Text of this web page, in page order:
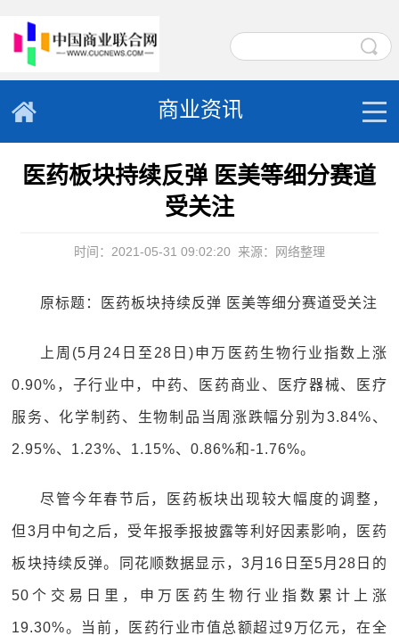
商业资讯
医药板块持续反弹 医美等细分赛道
受关注
时间：2021-05-31 09:02:20 来源：网络整理
原标题：医药板块持续反弹 医美等细分赛道受关注
上周(5月24日至28日)申万医药生物行业指数上涨
0.90%，子行业中，中药、医药商业、医疗器械、医疗
服务、化学制药、生物制品当周涨跌幅分别为3.84%、
2.95%、1.23%、1.15%、0.86%和-1.76%。
尽管今年春节后，医药板块出现较大幅度的调整，
但3月中旬之后，受年报季报披露等利好因素影响，医药
板块持续反弹。同花顺数据显示，3月16日至5月28日的
50个交易日里，申万医药生物行业指数累计上涨
19.30%。当前，医药行业市值总额超过9万亿元，在全